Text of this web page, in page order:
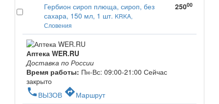
Гербион сироп плюща, сироп, без
сахара, 150 мл, 1 шт. KRKA,
Словения
25000
Аптека WER.RU
Доставка по России
Время работы: Пн-Вс: 09:00-21:00 Сейчас
закрыто
phone ВЫЗОВ directionsМаршрут